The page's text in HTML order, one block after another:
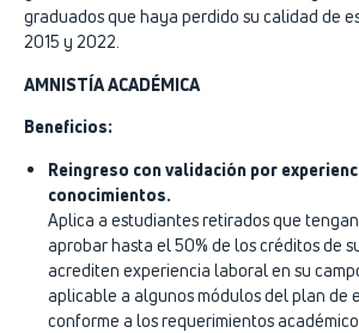
graduados que haya perdido su calidad de
2015 y 2022.
AMNISTÍA ACADÉMICA
Beneficios:
Reingreso con validación por
conocimientos.
Aplica a estudiantes retirados que
aprobar hasta el 50% de los créditos de
acrediten experiencia laboral en su
aplicable a algunos módulos del plan de
conforme a los requerimientos